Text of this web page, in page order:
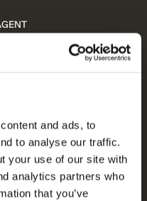
and ads, to
to analyse our traffic.
your use of our site with
analytics partners who
that you’ve
Schicken Sie uns
und unsere Agenten
zu finden, die Ihren